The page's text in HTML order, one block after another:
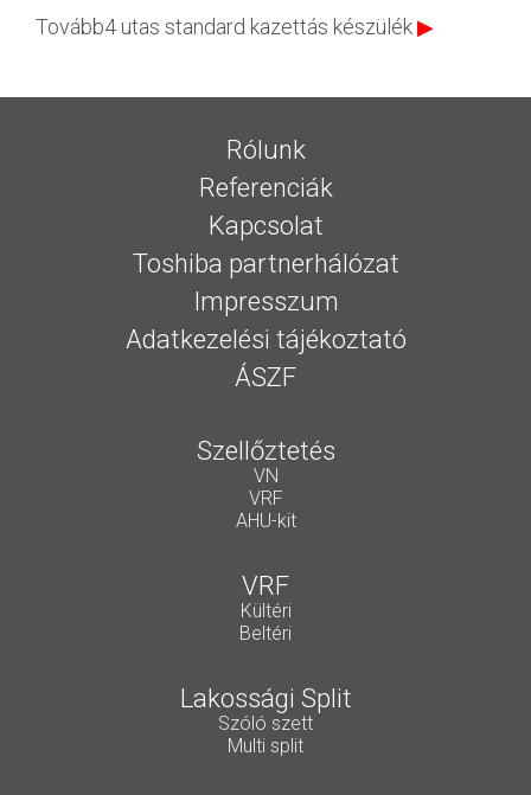
Tovább4 utas standard kazettás készülék▶
Rólunk
Referenciák
Kapcsolat
Toshiba partnerhálózat
Impresszum
Adatkezelési tájékoztató
ÁSZF
Szellőztetés
VN
VRF
AHU-kit
VRF
Kültéri
Beltéri
Lakossági Split
Szóló szett
Multi split